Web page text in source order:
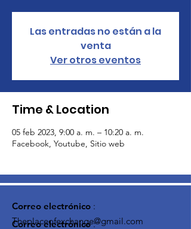
Las entradas no están a la
venta
Ver otros eventos
Time & Location
05 feb 2023, 9:00 a. m. – 10:20 a. m.
Facebook, Youtube, Sitio web
Correo electrónico :
Theplaceofexchange@gmail.com
Correo electrónico: